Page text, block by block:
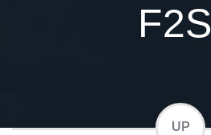
F2S
UP